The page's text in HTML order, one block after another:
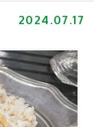
2024.07.17